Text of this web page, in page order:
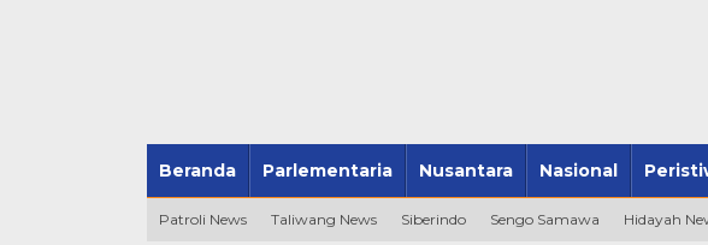
Beranda Parlementaria Nusantara Nasional
Patroli News Taliwang News Siberindo Sengo Samawa Hidayah